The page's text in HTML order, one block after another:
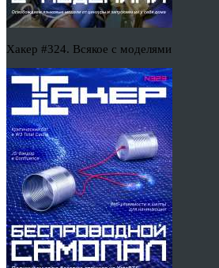
Хакер #324. Всякое с моделями